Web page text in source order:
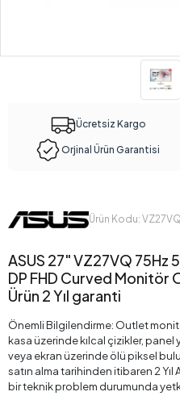
Ücretsiz Kargo
Orjinal Ürün Garantisi
Ürün Kodu:
ASUS 27" VZ27VQ 75Hz
DP FHD Curved Monitör
Ürün 2 Yıl garanti
Önemli Bilgilendirme: Outlet
kasa üzerinde kılcal çizikler, panel
veya ekran üzerinde ölü piksel
satın alma tarihinden itibaren 2 Yıl
bir teknik problem durumunda